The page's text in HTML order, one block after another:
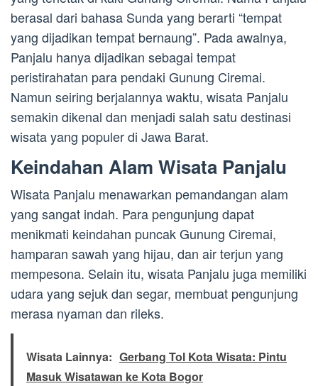
berasal dari bahasa Sunda yang berarti “tempat
yang dijadikan tempat bernaung”. Pada awalnya,
Panjalu hanya dijadikan sebagai tempat
peristirahatan para pendaki Gunung Ciremai.
Namun seiring berjalannya waktu, wisata Panjalu
semakin dikenal dan menjadi salah satu destinasi
wisata yang populer di Jawa Barat.
Keindahan Alam Wisata Panjalu
Wisata Panjalu menawarkan pemandangan alam
yang sangat indah. Para pengunjung dapat
menikmati keindahan puncak Gunung Ciremai,
hamparan sawah yang hijau, dan air terjun yang
mempesona. Selain itu, wisata Panjalu juga memiliki
udara yang sejuk dan segar, membuat pengunjung
merasa nyaman dan rileks.
Wisata Lainnya: Gerbang Tol Kota Wisata: Pintu
Masuk Wisatawan ke Kota Bogor